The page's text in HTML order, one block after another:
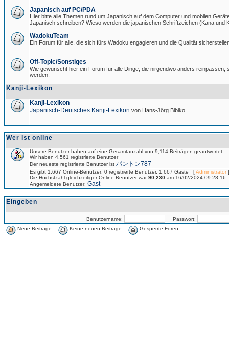
Japanisch auf PC/PDA
Hier bitte alle Themen rund um Japanisch auf dem Computer und mobilen
Japanisch schreiben? Wieso werden die japanischen Schriftzeichen (Kana und
WadokuTeam
Ein Forum für alle, die sich fürs Wadoku engagieren und die Qualität
Off-Topic/Sonstiges
Wie gewünscht hier ein Forum für alle Dinge, die nirgendwo anders reinpassen,
werden.
Kanji-Lexikon
Kanji-Lexikon
Japanisch-Deutsches Kanji-Lexikon von Hans-Jörg Bibiko
Wer ist online
Unsere Benutzer haben auf eine Gesamtanzahl von 9,114 Beiträgen geantwortet
Wir haben 4,561 registrierte Benutzer
Der neueste registrierte Benutzer ist パントン787
Es gibt 1,667 Online-Benutzer: 0 registrierte Benutzer, 1,667 Gäste [Administrator
Die Höchstzahl gleichzeitiger Online-Benutzer war90,230 am 16/02/2024 09:28:16
Angemeldete Benutzer: Gast
Eingeben
Benutzername:
Passwort:
Neue Beiträge
Keine neuen Beiträge Gesperrte Foren